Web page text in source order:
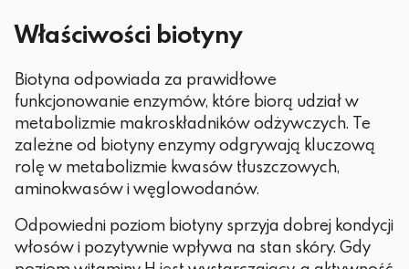
Właściwości biotyny
Biotyna odpowiada za prawidłowe
funkcjonowanie enzymów, które biorą udział w
metabolizmie makroskładników odżywczych. Te
zależne od biotyny enzymy odgrywają kluczową
rolę w metabolizmie kwasów tłuszczowych,
aminokwasów i węglowodanów.
Odpowiedni poziom biotyny sprzyja dobrej kondycji
włosów i pozytywnie wpływa na stan skóry. Gdy